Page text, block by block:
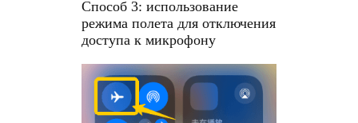
Способ 3: использование
режима полета для отключения
доступа к микрофону